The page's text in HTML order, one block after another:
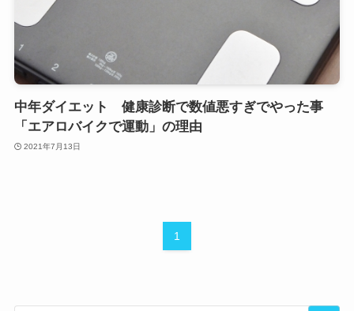
中年ダイエット 健康診断で数値悪すぎでやった事
「エアロバイクで運動」の理由
2021年7月13日
1